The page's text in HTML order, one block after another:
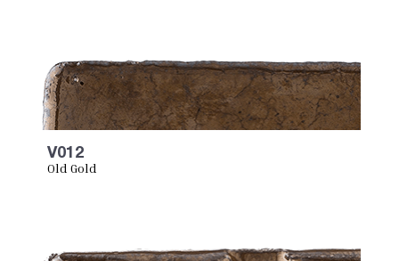
V012
Old Gold